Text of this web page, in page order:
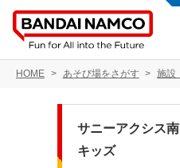
HOME あそび場をさがす 施設
サニーアクシス
キッズ